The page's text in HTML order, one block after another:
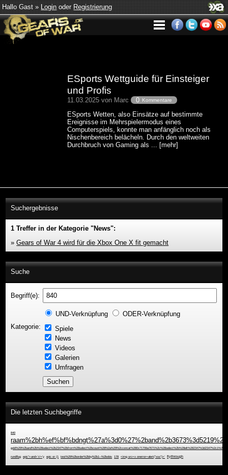
Hallo Gast »LoginoderRegistrierung
ESports Wettguide für Einsteiger
und Profis
11.03.2025 von Marc 0 Kommentare
ESports Wetten, also Einsätze auf bestimmte
Ereignisse im Mehrspielermodus eines
Computerspiels, konnte man anfänglich noch als
Nischenbereich belächeln. Durch den weltweiten
Durchbruch von Gaming als ... [mehr]
Suchergebnisse
1 Treffer in der Kategorie "News":
»Gears of War 4 wird für die Xbox One X fit gemacht
Suche
Begriff(e):
UND-Verknüpfung
ODER-Verknüpfung
Kategorie:
Spiele
News
Videos
Galerien
Umfragen
Die letzten Suchbegriffe
840
rundflug epic''+and+'x'='y epic or (1 test%29%2border%2bby%2b1--%2bobis 178 <img src=x onerror=alert("xss")>' flythrough